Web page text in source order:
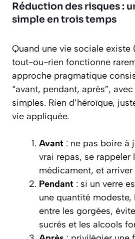
Réduction des risques :
simple en trois temps
Quand une vie sociale existe
tout-ou-rien fonctionne
approche pragmatique
“avant, pendant, après”,
simples. Rien d’héroïque,
vie appliquée.
Avant : ne pas boire à
vrai repas, se rappeler
médicament, et arriver
Pendant : si un verre
une quantité modeste,
entre les gorgées,
sucrés et les alcools